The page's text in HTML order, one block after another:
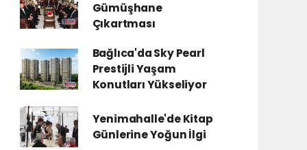
Gümüşhane
Çıkartması
Bağlıca'da Sky Pearl
Prestijli Yaşam
Konutları Yükseliyor
Yenimahalle'de Kitap
Günlerine Yoğun İlgi